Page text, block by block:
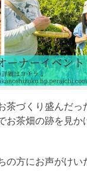
茶づくり盛んだっ
お茶畑の跡を見か
の方にお声がけい